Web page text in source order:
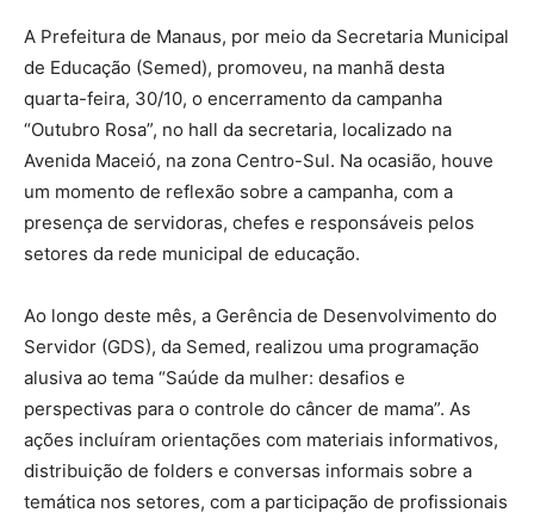
A Prefeitura de Manaus, por meio da Secretaria Municipal
de Educação (Semed), promoveu, na manhã desta
quarta-feira, 30/10, o encerramento da campanha
“Outubro Rosa”, no hall da secretaria, localizado na
Avenida Maceió, na zona Centro-Sul. Na ocasião, houve
um momento de reflexão sobre a campanha, com a
presença de servidoras, chefes e responsáveis pelos
setores da rede municipal de educação.
Ao longo deste mês, a Gerência de Desenvolvimento do
Servidor (GDS), da Semed, realizou uma programação
alusiva ao tema “Saúde da mulher: desafios e
perspectivas para o controle do câncer de mama”. As
ações incluíram orientações com materiais informativos,
distribuição de folders e conversas informais sobre a
temática nos setores, com a participação de profissionais